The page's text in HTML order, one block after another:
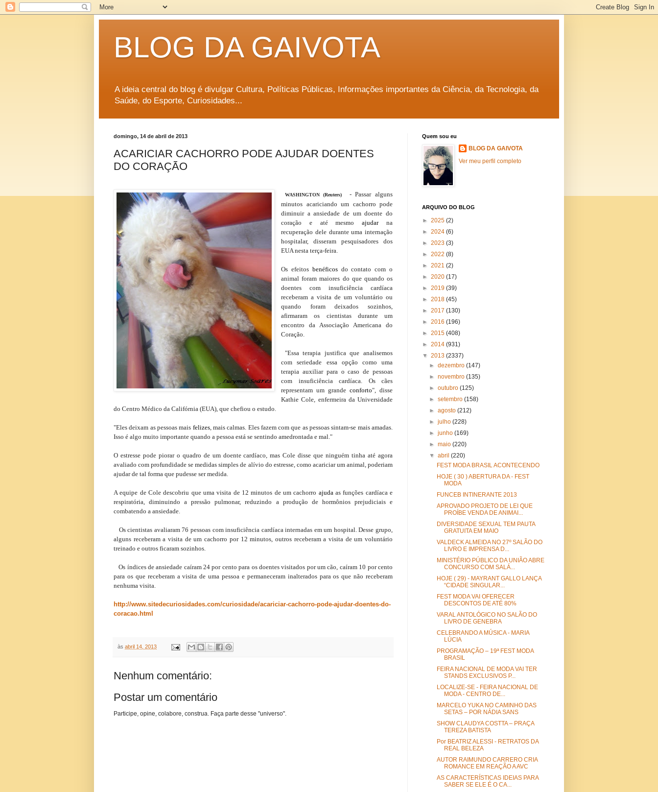
BLOG DA GAIVOTA
A ideia central do blog é divulgar Cultura, Políticas Públicas, Informações importantes da Ciência, da Tecnologia, da
Saúde, do Esporte, Curiosidades...
domingo, 14 de abril de 2013
ACARICIAR CACHORRO PODE AJUDAR DOENTES
DO CORAÇÃO
WASHINGTON (Reuters)
- Passar alguns
minutos acariciando um cachorro pode
diminuir a ansiedade de um doente do
coração e até mesmoajudarna
recuperação dele durante uma internação
hospitalar, disseram pesquisadores dos
EUA nesta terça-feira.
Os efeitos benéficosdo contato com o
animal foram maiores do que quando os
doentes com insuficiência cardíaca
receberam a visita de um voluntário ou
quando foram deixados sozinhos,
afirmaram os cientistas durante um
encontro da Associação Americana do
Coração.
"Essa terapia justifica que analisemos
com seriedade essa opção como uma
terapia auxiliar para o caso de pessoas
com insuficiência cardíaca. Os cães
representam um grandeconforto", disse
Kathie Cole, enfermeira da Universidade
do Centro Médico da Califórnia (EUA), que chefiou o estudo.
"Eles deixam as pessoas mais felizes, mais calmas. Eles fazem com que as pessoas sintam-se mais amadas.
Isso é algo muito importante quando a pessoa está se sentindo amedrontada e mal."
O estresse pode piorar o quadro de um doente cardíaco, mas Cole disse que ninguém tinha até agora
avaliado com profundidade se medidas simples de alívio do estresse, como acariciar um animal, poderiam
ajudar de tal forma que pudesse ser medida.
A equipe de Cole descobriu que uma visita de 12 minutos de um cachorro ajudaas funções cardíaca e
respiratória, diminuindo a pressão pulmonar, reduzindo a produção de hormônios prejudiciais e
combatendo a ansiedade.
Os cientistas avaliaram 76 pessoas com insuficiência cardíaca internadas em um hospital. Desse grupo,
alguns receberam a visita de um cachorro por 12 minutos, outros receberam a visita de um voluntário
treinado e outros ficaram sozinhos.
Os índices de ansiedade caíram 24 por cento para os doentes visitados por um cão, caíram 10 por cento
para os que receberam a visita de uma pessoa e permaneceram inalterados para os que não receberam
nenhuma visita.
http://www.sitedecuriosidades.com/curiosidade/acariciar-cachorro-pode-ajudar-doentes-do-
coracao.html
às abril 14, 2013
Nenhum comentário:
Postar um comentário
Participe, opine, colabore, construa. Faça parte desse "universo".
Quem sou eu
BLOG DA GAIVOTA
Ver meu perfil completo
ARQUIVO DO BLOG
► 2025 (2)
► 2024 (6)
► 2023 (3)
► 2022 (8)
► 2021 (2)
► 2020 (17)
► 2019 (39)
► 2018 (45)
► 2017 (130)
► 2016 (196)
► 2015 (408)
► 2014 (931)
▼ 2013 (2337)
►dezembro(147)
►novembro(135)
►outubro(125)
►setembro(158)
►agosto(212)
►julho(228)
►junho(169)
►maio(220)
▼abril(220)
FEST MODA BRASIL ACONTECENDO
HOJE ( 30 ) ABERTURA DA - FEST
MODA
FUNCEB INTINERANTE 2013
APROVADO PROJETO DE LEI QUE
PROÍBE VENDA DE ANIMAI...
DIVERSIDADE SEXUAL TEM PAUTA
GRATUITA EM MAIO
VALDECK ALMEIDA NO 27º SALÃO DO
LIVRO E IMPRENSA D...
MINISTÉRIO PÚBLICO DA UNIÃO ABRE
CONCURSO COM SALÁ...
HOJE ( 29) - MAYRANT GALLO LANÇA
“CIDADE SINGULAR...
FEST MODA VAI OFERECER
DESCONTOS DE ATÉ 80%
VARAL ANTOLÓGICO NO SALÃO DO
LIVRO DE GENEBRA
CELEBRANDO A MÚSICA - MARIA
LÚCIA
PROGRAMAÇÃO – 19ª FEST MODA
BRASIL
FEIRA NACIONAL DE MODA VAI TER
STANDS EXCLUSIVOS P...
LOCALIZE-SE - FEIRA NACIONAL DE
MODA - CENTRO DE...
MARCELO YUKA NO CAMINHO DAS
SETAS – POR NÁDIA SANS
SHOW CLAUDYA COSTTA – PRAÇA
TEREZA BATISTA
Por BEATRIZ ALESSI - RETRATOS DA
REAL BELEZA
AUTOR RAIMUNDO CARRERO CRIA
ROMANCE EM REAÇÃO A AVC
AS CARACTERÍSTICAS IDEIAS PARA
SABER SE ELE É O CA...